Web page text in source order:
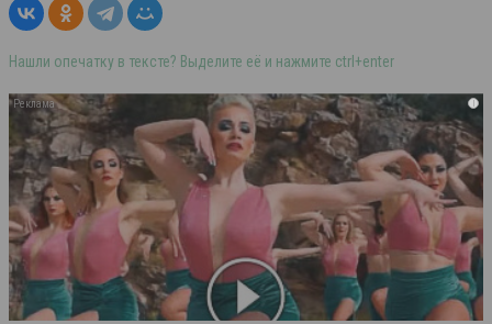
Нашли опечатку в тексте? Выделите её и нажмите ctrl+enter
i